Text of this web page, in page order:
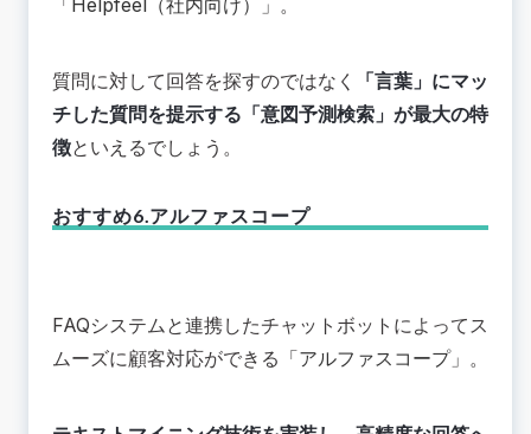
「Helpfeel（社内向け） 」。
質問に対して回答を探すのではなく
「言葉」にマッ
チした質問を提示する「意図予測検索」が最大の特
徴といえるでしょう。
おすすめ6.アルファスコープ
FAQシステムと連携したチャットボットによってス
ムーズに顧客対応ができる「アルファスコープ」。